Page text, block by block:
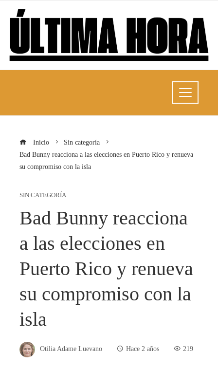
Inicio
Sin categoría
Bad Bunny reacciona a las elecciones en Puerto Rico y renueva
su compromiso con la isla
SIN CATEGORÍA
Bad Bunny reacciona
a las elecciones en
Puerto Rico y renueva
su compromiso con la
isla
Otilia Adame Luevano Hace 2 años 219